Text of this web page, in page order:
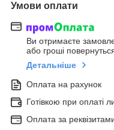
Умови оплати
Ви отримаєте
або гроші
Детальніше
Оплата на рахунок
Готівкою при оплаті
Оплата за